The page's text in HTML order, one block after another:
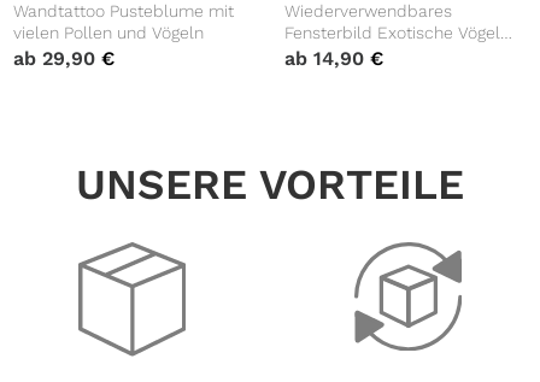
Wandtattoo Pusteblume mit
vielen Pollen und Vögeln
ab29,90€
Wiederverwendbares
Fensterbild Exotische Vögel
Vogelset Fensteraufkleber
ab 14,90 €
UNSERE VORTEILE